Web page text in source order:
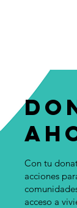
Con tu
acciones
acceso a